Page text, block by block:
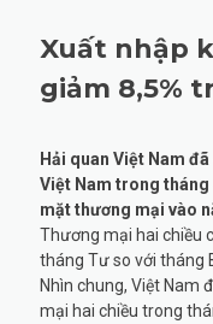
Xuất nhập
giảm 8,5%
Hải quan Việt Nam
Việt Nam trong
mặt thương mại vào
Thương mại hai chiều
tháng Tư so với tháng
Nhìn chung, Việt Nam
mại hai chiều trong